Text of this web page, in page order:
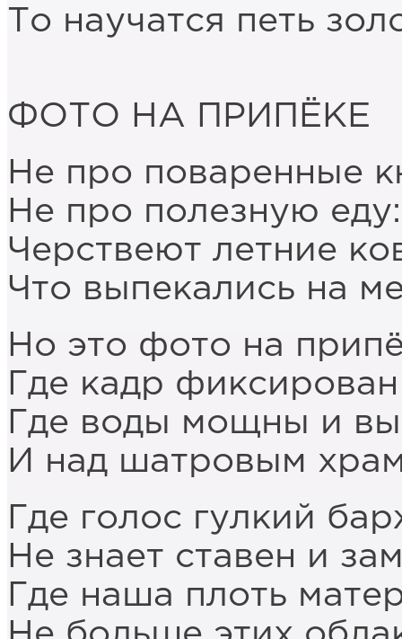
То научатся петь
ФОТО НА ПРИПЁКЕ
Не про поваренные
Не про полезную еду:
Черствеют летние
Что выпекались на
Но это фото на
Где кадр
Где воды мощны и
И над шатровым
Где голос гулкий
Не знает ставен и
Где наша плоть